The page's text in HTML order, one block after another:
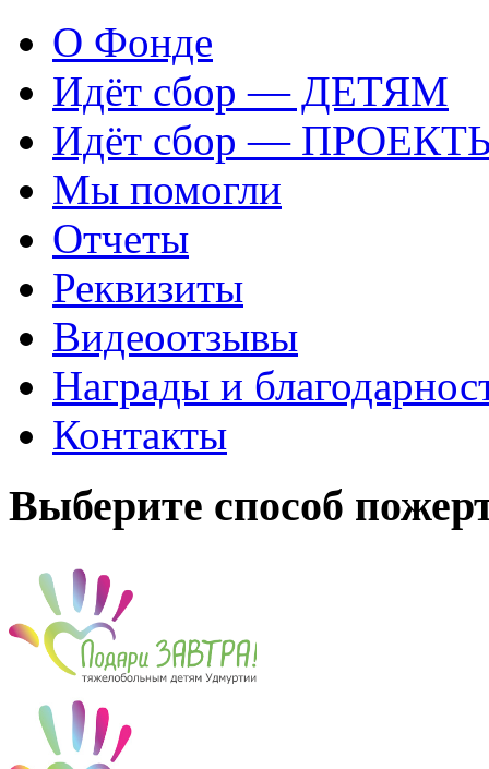
О Фонде
Идёт сбор — ДЕТЯМ
Идёт сбор —
Мы помогли
Отчеты
Реквизиты
Видеоотзывы
Награды и
Контакты
Выберите способ